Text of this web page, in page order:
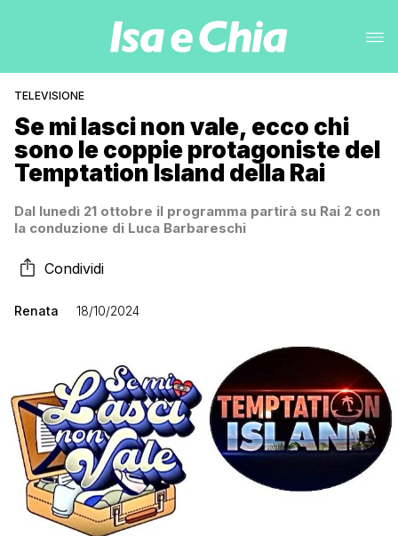
TELEVISIONE
Se mi lasci non vale, ecco chi
sono le coppie protagoniste del
Temptation Island della Rai
Dal lunedì 21 ottobre il programma partirà su Rai 2 con
la conduzione di Luca Barbareschi
Condividi
Renata 18/10/2024